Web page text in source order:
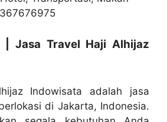
| Jasa Travel Haji Alhijaz
Indowisata adalah jasa
di Jakarta, Indonesia.